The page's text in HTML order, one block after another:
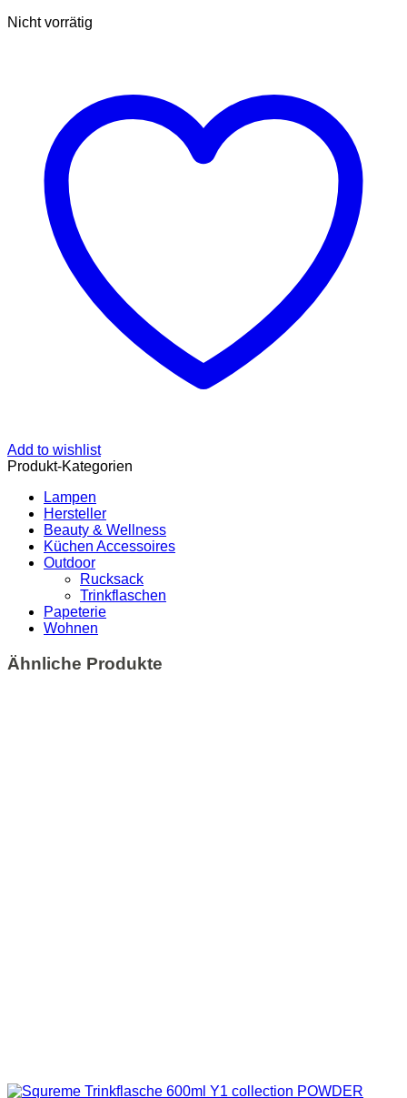
Nicht vorrätig
Add to wishlist
Produkt-Kategorien
Lampen
Hersteller
Beauty & Wellness
Küchen Accessoires
Outdoor
Rucksack
Trinkflaschen
Papeterie
Wohnen
Ähnliche Produkte